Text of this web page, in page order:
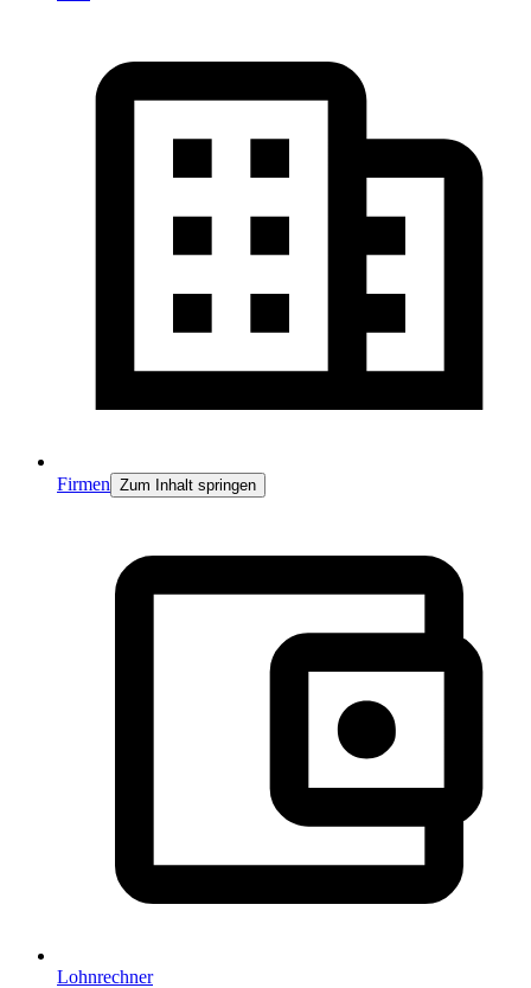
Firmen Zum Inhalt springen
Lohnrechner